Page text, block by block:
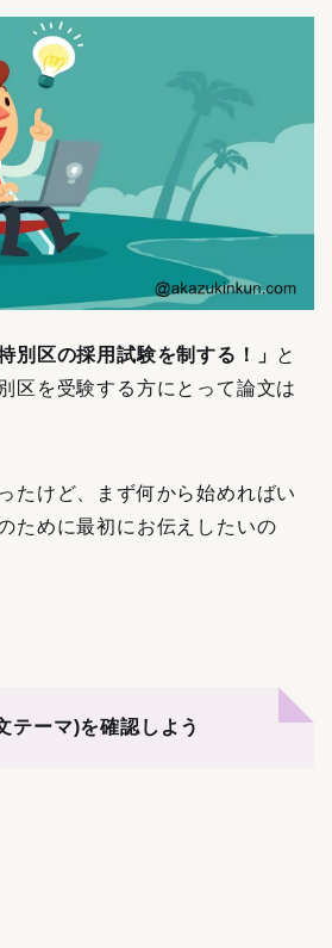
別区の採用試験を制する！」 と
区を受験する方にとって論文は
たけど、まず何から始めればい
ために最初にお伝えしたいの
テーマ)を確認しよう